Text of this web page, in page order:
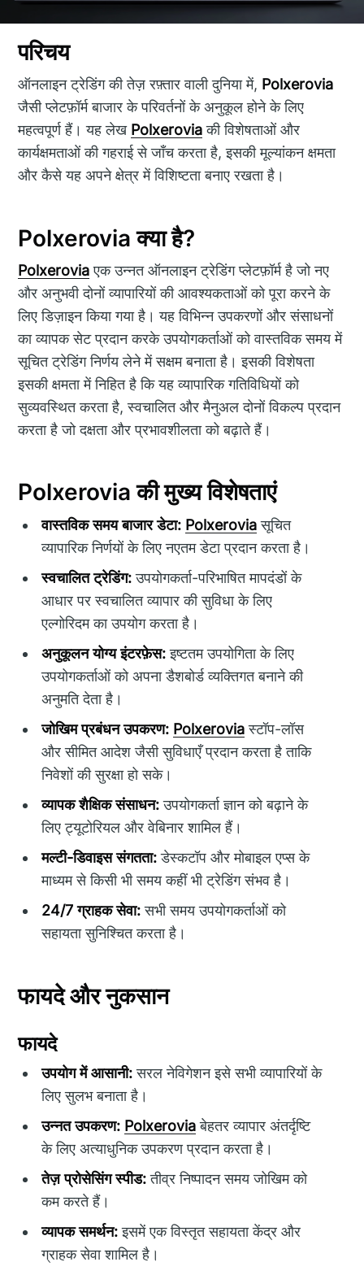
परिचय
ऑनलाइन ट्रेडिंग की तेज़ रफ़्तार वाली दुनिया में, Polxerovia
जैसी प्लेटफ़ॉर्म बाजार के परिवर्तनों के अनुकूल होने के लिए
महत्वपूर्ण हैं। यह लेख Polxeroviaकी विशेषताओं और
कार्यक्षमताओं की गहराई से जाँच करता है, इसकी मूल्यांकन क्षमता
और कैसे यह अपने क्षेत्र में विशिष्टता बनाए रखता है।
Polxerovia क्या है?
Polxeroviaएक उन्नत ऑनलाइन ट्रेडिंग प्लेटफ़ॉर्म है जो नए
और अनुभवी दोनों व्यापारियों की आवश्यकताओं को पूरा करने के
लिए डिज़ाइन किया गया है। यह विभिन्न उपकरणों और संसाधनों
का व्यापक सेट प्रदान करके उपयोगकर्ताओं को वास्तविक समय में
सूचित ट्रेडिंग निर्णय लेने में सक्षम बनाता है। इसकी विशेषता
इसकी क्षमता में निहित है कि यह व्यापारिक गतिविधियों को
सुव्यवस्थित करता है, स्वचालित और मैनुअल दोनों विकल्प प्रदान
करता है जो दक्षता और प्रभावशीलता को बढ़ाते हैं।
Polxerovia की मुख्य विशेषताएं
वास्तविक समय बाजार डेटा: Polxeroviaसूचित
व्यापारिक निर्णयों के लिए नएतम डेटा प्रदान करता है।
स्वचालित ट्रेडिंग:उपयोगकर्ता-परिभाषित मापदंडों के
आधार पर स्वचालित व्यापार की सुविधा के लिए
एल्गोरिदम का उपयोग करता है।
अनुकूलन योग्य इंटरफ़ेस:इष्टतम उपयोगिता के लिए
उपयोगकर्ताओं को अपना डैशबोर्ड व्यक्तिगत बनाने की
अनुमति देता है।
जोखिम प्रबंधन उपकरण: Polxeroviaस्टॉप-लॉस
और सीमित आदेश जैसी सुविधाएँ प्रदान करता है ताकि
निवेशों की सुरक्षा हो सके।
व्यापक शैक्षिक संसाधन:उपयोगकर्ता ज्ञान को बढ़ाने के
लिए ट्यूटोरियल और वेबिनार शामिल हैं।
मल्टी-डिवाइस संगतता:डेस्कटॉप और मोबाइल एप्स के
माध्यम से किसी भी समय कहीं भी ट्रेडिंग संभव है।
24/7 ग्राहक सेवा:सभी समय उपयोगकर्ताओं को
सहायता सुनिश्चित करता है।
फायदे और नुकसान
फायदे
उपयोग में आसानी:सरल नेविगेशन इसे सभी व्यापारियों के
लिए सुलभ बनाता है।
उन्नत उपकरण: Polxeroviaबेहतर व्यापार अंतर्दृष्टि
के लिए अत्याधुनिक उपकरण प्रदान करता है।
तेज़ प्रोसेसिंग स्पीड:तीव्र निष्पादन समय जोखिम को
कम करते हैं।
व्यापक समर्थन:इसमें एक विस्तृत सहायता केंद्र और
ग्राहक सेवा शामिल है।